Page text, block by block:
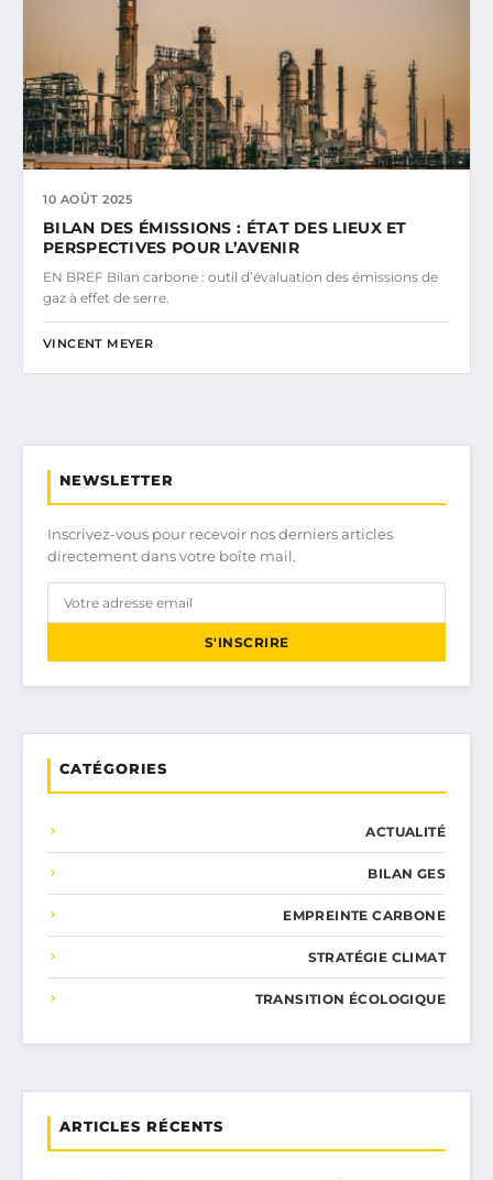
10 AOÛT 2025
BILAN DES ÉMISSIONS : ÉTAT DES LIEUX ET
PERSPECTIVES POUR L’AVENIR
EN BREF Bilan carbone : outil d’évaluation des émissions de
gaz à effet de serre.
VINCENT MEYER
NEWSLETTER
Inscrivez-vous pour recevoir nos derniers articles
directement dans votre boîte mail.
S'INSCRIRE
CATÉGORIES
ACTUALITÉ
BILAN GES
EMPREINTE CARBONE
STRATÉGIE CLIMAT
TRANSITION ÉCOLOGIQUE
ARTICLES RÉCENTS